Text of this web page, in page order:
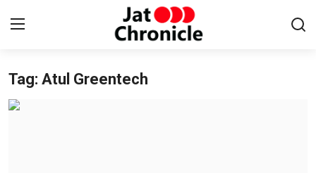
Login
Tag: Atul Greentech